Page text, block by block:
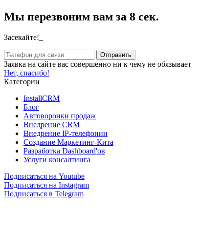
Мы перезвоним вам за 8 сек.
Засекайте!_
Заявка на сайте вас совершенно ни к чему не обязывает
Нет, спасибо!
Категории
InstallCRM
Блог
Автоворонки продаж
Внедрение CRM
Внедрение IP-телефонии
Создание Маркетинг-Кита
Разработка Dashboard'ов
Услуги консалтинга
Подписаться на Youtube
Подписаться на Instagram
Подписаться в Telegram